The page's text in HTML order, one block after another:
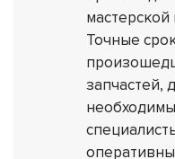
мастерской
Точные
запчастей,